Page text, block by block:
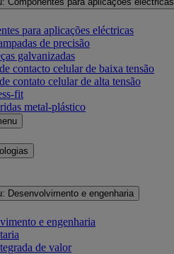
para aplicações eléctricas
de precisão
galvanizadas
contacto celular de baixa tensão
contato celular de alta tensão
fit
metal-plástico
Desenvolvimento e engenharia
e engenharia
de valor